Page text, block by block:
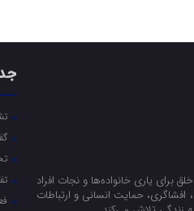
یاری خانواده‌ها و نجات افراد
حمایت انسانی و ارتباطات